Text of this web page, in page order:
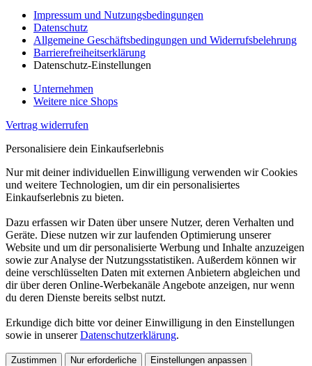
Impressum und Nutzungsbedingungen
Datenschutz
Allgemeine Geschäftsbedingungen und Widerrufsbelehrung
Barrierefreiheitserklärung
Datenschutz-Einstellungen
Unternehmen
Weitere nice Shops
Vertrag widerrufen
Personalisiere dein Einkaufserlebnis
Nur mit deiner individuellen Einwilligung verwenden wir Cookies
und weitere Technologien, um dir ein personalisiertes
Einkaufserlebnis zu bieten.
Dazu erfassen wir Daten über unsere Nutzer, deren Verhalten und
Geräte. Diese nutzen wir zur laufenden Optimierung unserer
Website und um dir personalisierte Werbung und Inhalte anzuzeigen
sowie zur Analyse der Nutzungsstatistiken. Außerdem können wir
deine verschlüsselten Daten mit externen Anbietern abgleichen und
dir über deren Online-Werbekanäle Angebote anzeigen, nur wenn
du deren Dienste bereits selbst nutzt.
Erkundige dich bitte vor deiner Einwilligung in den Einstellungen
sowie in unsererDatenschutzerklärung.
Zustimmen Nur erforderliche Einstellungen anpassen